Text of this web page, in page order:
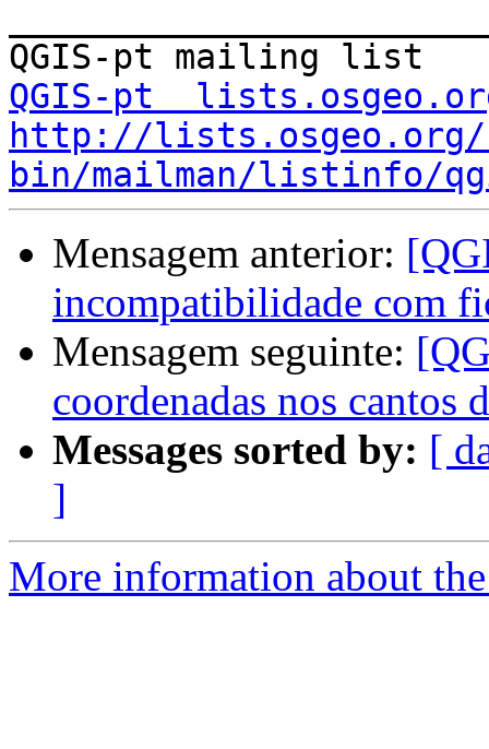
QGIS-pt
http://
bin/mailman/listinfo/
Mensagem anterior:
incompatibilidade com
Mensagem seguinte:
coordenadas nos cantos
Messages sorted by: [
]
More information about